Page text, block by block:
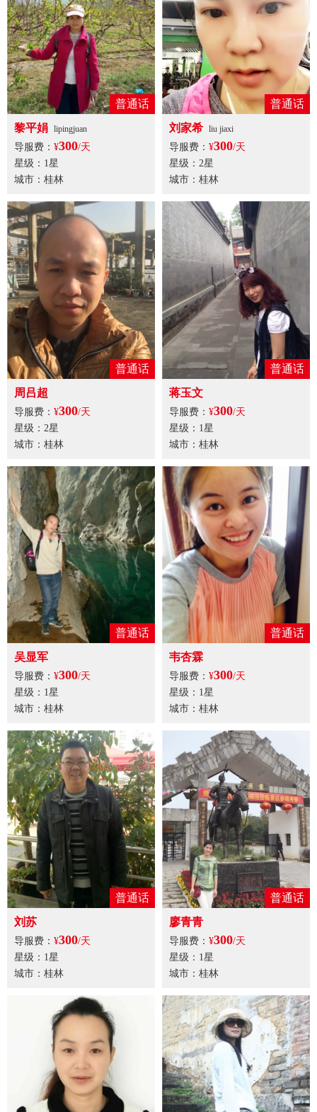
普通话
黎平娟 lipingjuan
导服费： ¥300/天
星级：1星
城市：桂林
普通话
刘家希 liu jiaxi
导服费： ¥300/天
星级：2星
城市：桂林
普通话
周吕超
导服费： ¥300/天
星级：2星
城市：桂林
普通话
蒋玉文
导服费： ¥300/天
星级：1星
城市：桂林
普通话
吴显军
导服费： ¥300/天
星级：1星
城市：桂林
普通话
韦杏霖
导服费： ¥300/天
星级：1星
城市：桂林
普通话
刘苏
导服费： ¥300/天
星级：1星
城市：桂林
普通话
廖青青
导服费： ¥300/天
星级：1星
城市：桂林